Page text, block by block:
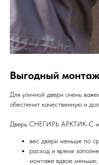
Выгодный монтаж
Для уличной двери очень
обеспечит качественную и
Дверь СНЕГИРЬ АРКТИК-С
вес двери меньше по
расход и время
монтаже вдвое меньше;